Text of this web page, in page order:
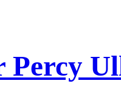
Percy